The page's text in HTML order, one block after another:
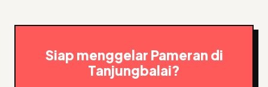
Siap menggelar Pameran di
Tanjungbalai?